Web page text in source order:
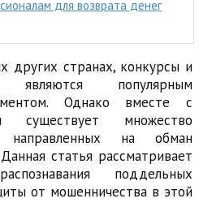
для возврата денег
других странах, конкурсы и
популярным
Однако вместе с
существует множество
направленных на обман
статья рассматривает
поддельных
от мошенничества в этой